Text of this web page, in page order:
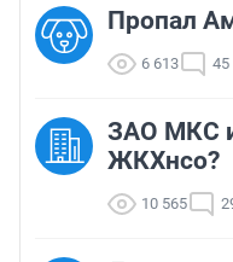
Пропал
6 613 45
ЗАО МКС
ЖКХнсо?
10 565